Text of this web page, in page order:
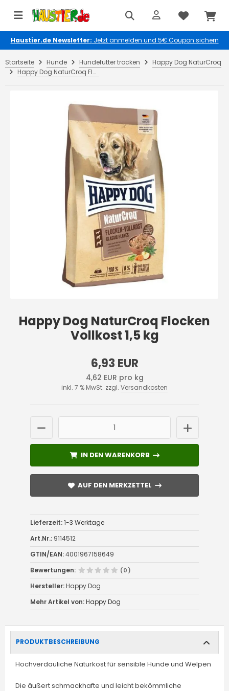
Haustier.de Newsletter: Jetzt anmelden und 5€ Coupon sichern
Startseite Hunde Hundefutter trocken
Happy Dog NaturCroq
Happy Dog NaturCroq Flocken Vollkost 1,5 kg
Happy Dog NaturCroq Flocken
Vollkost 1,5 kg
6,93 EUR
4,62 EUR pro kg
inkl. 7 % MwSt. zzgl. Versandkosten
IN DEN WARENKORB
IN DEN WARENKORB
AUF DEN MERKZETTEL
AUF DEN MERKZETTEL
Lieferzeit:1-3 Werktage
Art.Nr.: 9114512
GTIN/EAN:4001967158649
Bewertungen:
(0)
Hersteller:Happy Dog
Mehr Artikel von:Happy Dog
PRODUKTBESCHREIBUNG
Hochverdauliche Naturkost für sensible Hunde und Welpen
Die äußert schmackhafte und leicht bekömmliche